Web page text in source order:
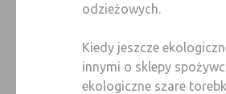
odzieżowych.
Kiedy jeszcze
innymi o sklepy
ekologiczne szare